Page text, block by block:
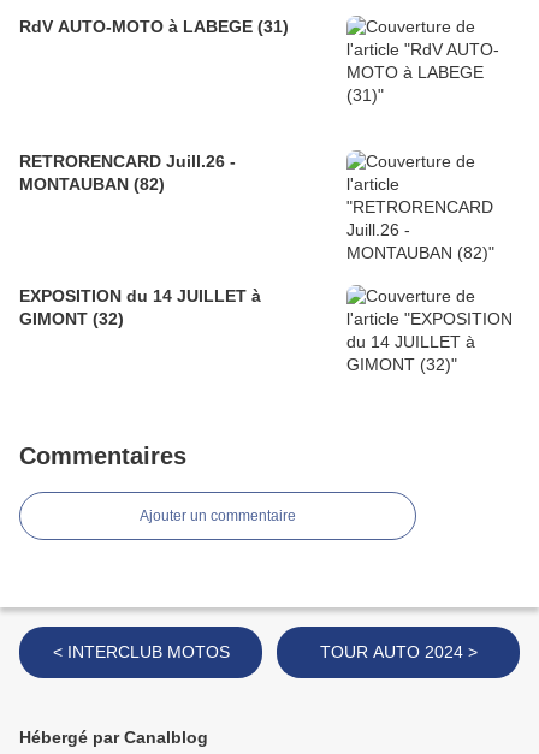
RdV AUTO-MOTO à LABEGE (31)
RETRORENCARD Juill.26 -
MONTAUBAN (82)
EXPOSITION du 14 JUILLET à
GIMONT (32)
Commentaires
Ajouter un commentaire
< INTERCLUB MOTOS TOUR AUTO 2024 >
Hébergé par Canalblog